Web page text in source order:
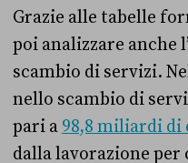
Grazie alle tabelle
poi analizzare anche
scambio di servizi.
nello scambio di
pari a 98,8 miliardi di
dalla lavorazione